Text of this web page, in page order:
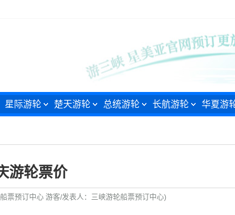
星际游轮 楚天游轮 总统游轮 长航游轮 华夏游
游轮票价
票预订中心 游客/发表人：三峡游轮船票预订中心)